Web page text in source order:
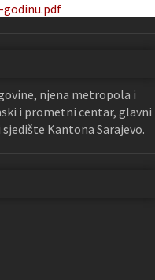
godinu.pdf
njena metropola i
i prometni centar, glavni
Kantona Sarajevo.